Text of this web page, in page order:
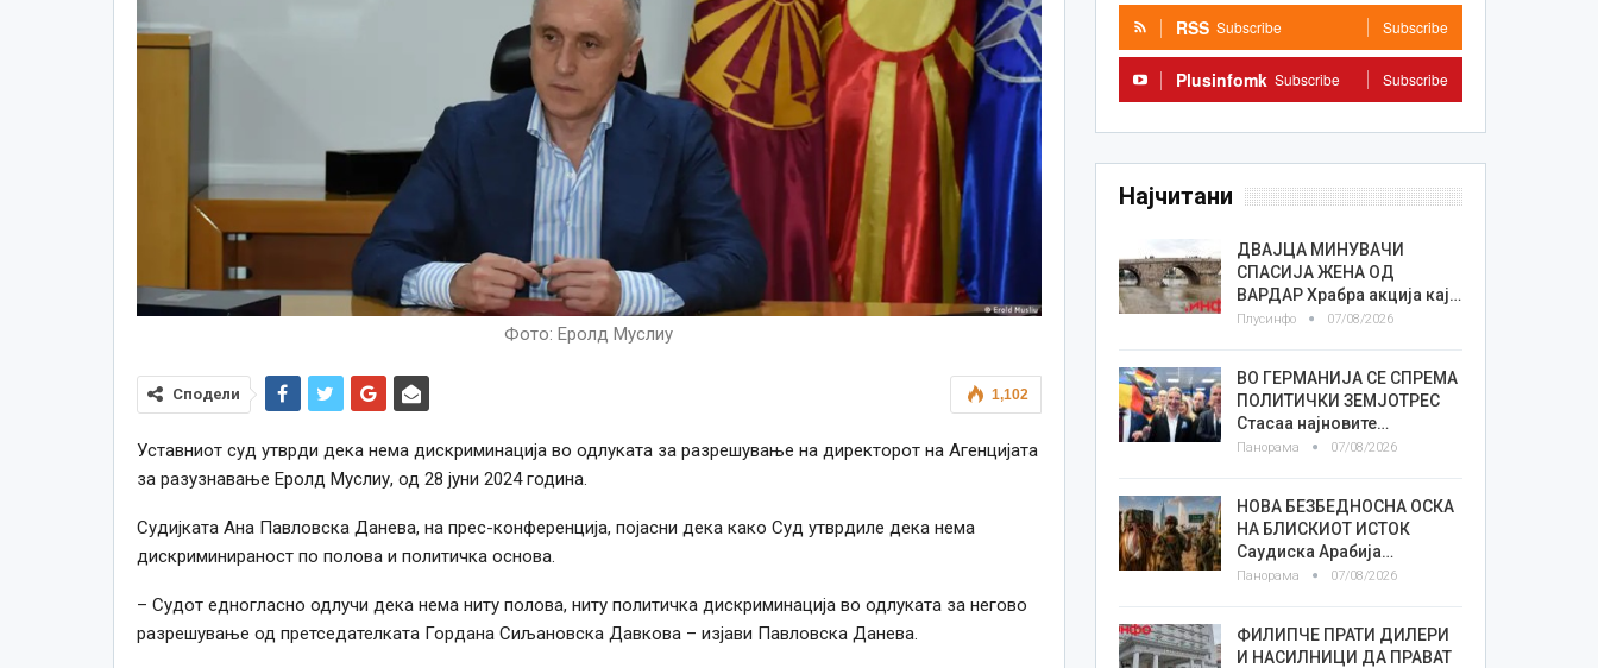
Фото: Еролд Муслиy
1,102
Сподели
Уставниот суд утврди дека нема дискриминација во одлуката за разрешување на директорот на Агенцијата
за разузнавање Еролд Муслиу, од 28 јуни 2024 година.
Судијката Ана Павловска Данева, на прес-конференција, појасни дека како Суд утврдиле дека нема
дискриминираност по полова и политичка основа.
– Судот едногласно одлучи дека нема ниту полова, ниту политичка дискриминација во одлуката за негово
разрешување од претседателката Гордана Сиљановска Давкова – изјави Павловска Данева.
RSS Subscribe Subscribe
Plusinfomk Subscribe Subscribe
Најчитани
ДВАЈЦА МИНУВАЧИ
СПАСИЈА ЖЕНА ОД
ВАРДАР Храбра акција кај…
Плусинфо 07/08/2026
ВО ГЕРМАНИЈА СЕ СПРЕМА
ПОЛИТИЧКИ ЗЕМЈОТРЕС
Стасаа најновите…
Панорама 07/08/2026
НОВА БЕЗБЕДНОСНА ОСКА
НА БЛИСКИОТ ИСТОК
Саудиска Арабија…
Панорама 07/08/2026
ФИЛИПЧЕ ПРАТИ ДИЛЕРИ
И НАСИЛНИЦИ ДА ПРАВАТ